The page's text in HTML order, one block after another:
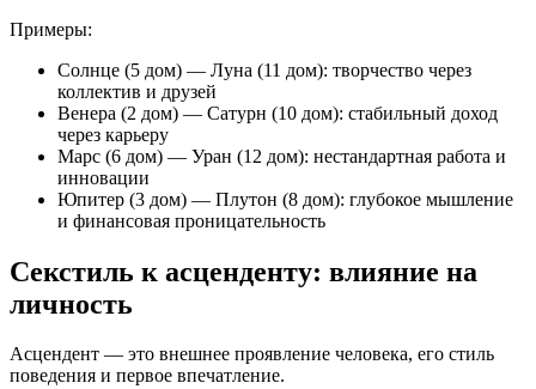
Примеры:
Солнце (5 дом) — Луна (11 дом): творчество через
коллектив и друзей
Венера (2 дом) — Сатурн (10 дом): стабильный доход
через карьеру
Марс (6 дом) — Уран (12 дом): нестандартная работа и
инновации
Юпитер (3 дом) — Плутон (8 дом): глубокое мышление
и финансовая проницательность
Секстиль к асценденту: влияние на
личность
Асцендент — это внешнее проявление человека, его стиль
поведения и первое впечатление.